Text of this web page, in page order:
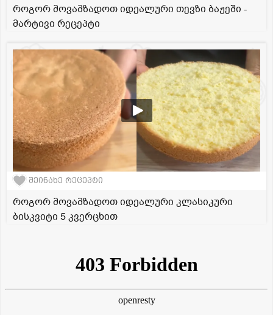
როგორ მოვამზადოთ იდეალური თევზი ბაჟეში -
მარტივი რეცეპტი
შეინახე რეცეპტი
როგორ მოვამზადოთ იდეალური კლასიკური
ბისკვიტი 5 კვერცხით